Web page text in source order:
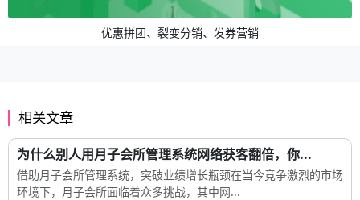
优惠拼团、裂变分销、发券营销
相关文章
为什么别人用月子会所管理系统网络获客翻倍，你...
借助月子会所管理系统，突破业绩增长瓶颈在当今竞争激烈的市场
环境下，月子会所面临着众多挑战，其中网...